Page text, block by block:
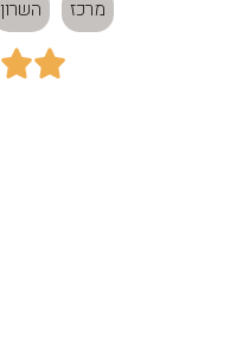
מרכז השרון

